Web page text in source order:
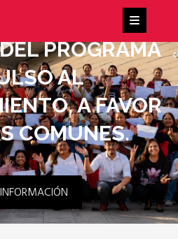
PROGRAMA
AL
A FAVOR
COMUNES.